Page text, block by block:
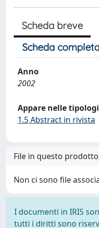
Scheda breve
Scheda
Anno
2002
Appare nelle
1.5 Abstract in rivista
File in questo
Non ci sono file
I documenti in IRIS
tutti i diritti sono